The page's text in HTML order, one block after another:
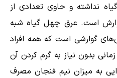
نداشته و حاوی تعدادی از
است. عرق چهل گیاه شبه
گوارشی است که همه افراد
بدون نیاز به گرم کردن آن
به میزان نیم فنجان مصرف